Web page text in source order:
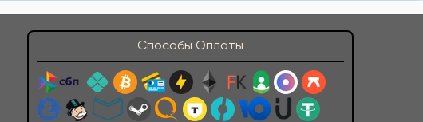
Способы Оплаты